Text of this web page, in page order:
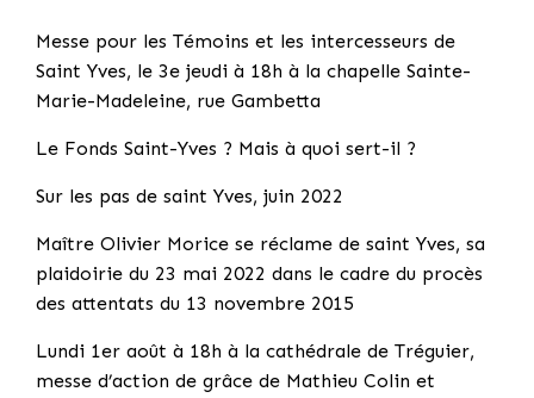
Messe pour les Témoins et les intercesseurs de
Saint Yves, le 3e jeudi à 18h à la chapelle Sainte-
Marie-Madeleine, rue Gambetta
Le Fonds Saint-Yves ? Mais à quoi sert-il ?
Sur les pas de saint Yves, juin 2022
Maître Olivier Morice se réclame de saint Yves, sa
plaidoirie du 23 mai 2022 dans le cadre du procès
des attentats du 13 novembre 2015
Lundi 1er août à 18h à la cathédrale de Tréguier,
messe d’action de grâce de Mathieu Colin et